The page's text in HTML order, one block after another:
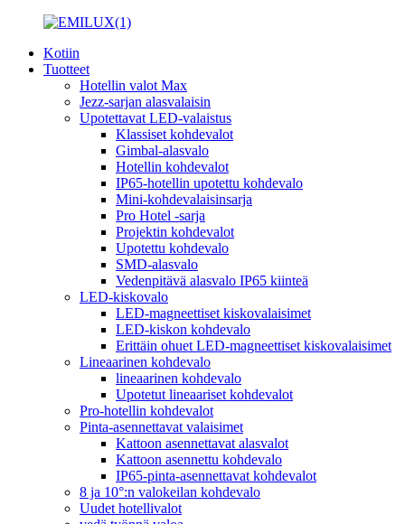
Kotiin
Tuotteet
Hotellin valot Max
Jezz-sarjan alasvalaisin
Upotettavat LED-valaistus
Klassiset kohdevalot
Gimbal-alasvalo
Hotellin kohdevalot
IP65-hotellin upotettu kohdevalo
Mini-kohdevalaisinsarja
Pro Hotel -sarja
Projektin kohdevalot
Upotettu kohdevalo
SMD-alasvalo
Vedenpitävä alasvalo IP65 kiinteä
LED-kiskovalo
LED-magneettiset kiskovalaisimet
LED-kiskon kohdevalo
Erittäin ohuet LED-magneettiset kiskovalaisimet
Lineaarinen kohdevalo
lineaarinen kohdevalo
Upotetut lineaariset kohdevalot
Pro-hotellin kohdevalot
Pinta-asennettavat valaisimet
Kattoon asennettavat alasvalot
Kattoon asennettu kohdevalo
IP65-pinta-asennettavat kohdevalot
8 ja 10°:n valokeilan kohdevalo
Uudet hotellivalot